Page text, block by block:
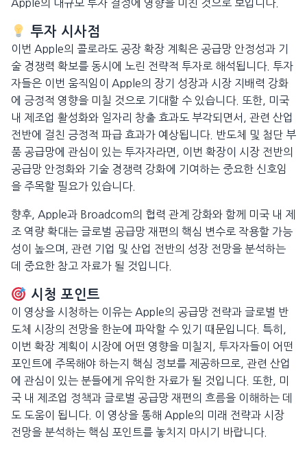
Apple의 대규모 투자 결정에 영향을 미친 것으로 보입니다.
투자 시사점
이번 Apple의 콜로라도 공장 확장 계획은 공급망 안정성과 기
술 경쟁력 확보를 동시에 노린 전략적 투자로 해석됩니다. 투자
자들은 이번 움직임이 Apple의 장기 성장과 시장 지배력 강화
에 긍정적 영향을 미칠 것으로 기대할 수 있습니다. 또한, 미국
내 제조업 활성화와 일자리 창출 효과도 부각되면서, 관련 산업
전반에 걸친 긍정적 파급 효과가 예상됩니다. 반도체 및 첨단 부
품 공급망에 관심이 있는 투자자라면, 이번 확장이 시장 전반의
공급망 안정화와 기술 경쟁력 강화에 기여하는 중요한 신호임
을 주목할 필요가 있습니다.
향후, Apple과 Broadcom의 협력 관계 강화와 함께 미국 내 제
조 역량 확대는 글로벌 공급망 재편의 핵심 변수로 작용할 가능
성이 높으며, 관련 기업 및 산업 전반의 성장 전망을 분석하는
데 중요한 참고 자료가 될 것입니다.
시청 포인트
이 영상을 시청하는 이유는 Apple의 공급망 전략과 글로벌 반
도체 시장의 전망을 한눈에 파악할 수 있기 때문입니다. 특히,
이번 확장 계획이 시장에 어떤 영향을 미칠지, 투자자들이 어떤
포인트에 주목해야 하는지 핵심 정보를 제공하므로, 관련 산업
에 관심이 있는 분들에게 유익한 자료가 될 것입니다. 또한, 미
국 내 제조업 정책과 글로벌 공급망 재편의 흐름을 이해하는 데
도 도움이 됩니다. 이 영상을 통해 Apple의 미래 전략과 시장
전망을 분석하는 핵심 포인트를 놓치지 마시기 바랍니다.